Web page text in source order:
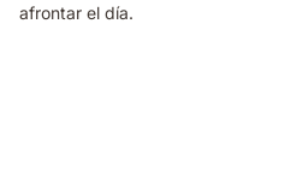
afrontar el día.